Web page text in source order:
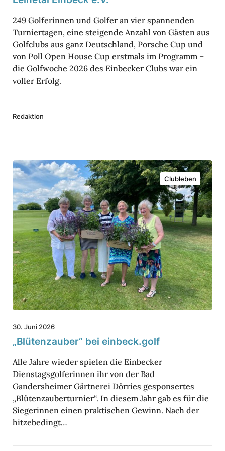
­
m
e
r
a
b
e
i
d
e
d
i
e
s
­
j
ä
h
­
r
i
g
249 Golfe­rinnen und Golfer an vier span­nenden
Turnier­tagen, eine stei­gende Anzahl von Gästen aus
Golf­clubs aus ganz Deutsch­land, Porsche Cup und
von Poll Open House Cup erst­mals im Programm –
die Golf­woche 2026 des Einbe­cker Clubs war ein
voller Erfolg.
Redaktion
„
B
l
ü
t
e
n
­
z
a
e
r
“
e
i
Clubleben
30. Juni 2026
„Blüten­zauber“ bei einbeck.golf
Alle Jahre wieder spielen die Einbecker
Dienstagsgolferinnen ihr von der Bad
Gandersheimer Gärtnerei Dörries gesponsertes
„Blütenzauberturnier“. In diesem Jahr gab es für die
Siegerinnen einen praktischen Gewinn. Nach der
hitzebedingt…